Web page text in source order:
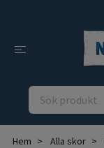
Hem Alla skor